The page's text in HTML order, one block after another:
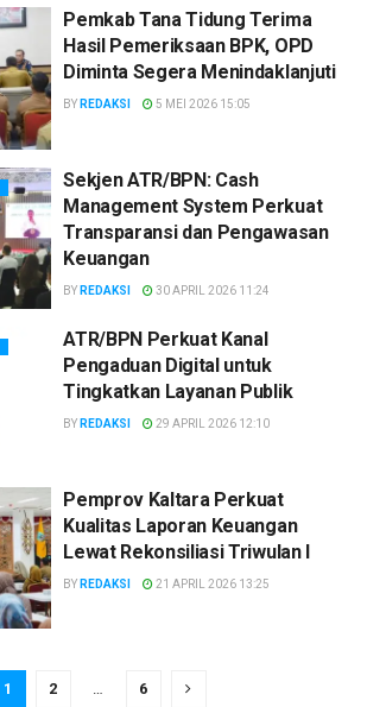
Pemkab Tana Tidung Terima
Hasil Pemeriksaan BPK, OPD
Diminta Segera Menindaklanjuti
BY REDAKSI 5 MEI 2026 15:05
Sekjen ATR/BPN: Cash
Management System Perkuat
Transparansi dan Pengawasan
Keuangan
BY REDAKSI 30 APRIL 2026 11:24
ATR/BPN Perkuat Kanal
Pengaduan Digital untuk
Tingkatkan Layanan Publik
BY REDAKSI 29 APRIL 2026 12:10
Pemprov Kaltara Perkuat
Kualitas Laporan Keuangan
Lewat Rekonsiliasi Triwulan I
BY REDAKSI 21 APRIL 2026 13:25
1 2 … 6